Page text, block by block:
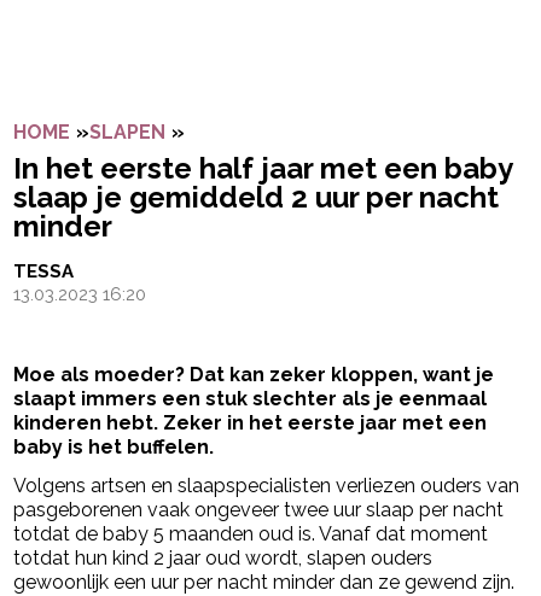
HOME »SLAPEN »
In het eerste half jaar met een baby
slaap je gemiddeld 2 uur per nacht
minder
TESSA
13.03.2023 16:20
Moe als moeder? Dat kan zeker kloppen, want je
slaapt immers een stuk slechter als je eenmaal
kinderen hebt. Zeker in het eerste jaar met een
baby is het buffelen.
Volgens artsen en slaapspecialisten verliezen ouders van
pasgeborenen vaak ongeveer twee uur slaap per nacht
totdat de baby 5 maanden oud is. Vanaf dat moment
totdat hun kind 2 jaar oud wordt, slapen ouders
gewoonlijk een uur per nacht minder dan ze gewend zijn.